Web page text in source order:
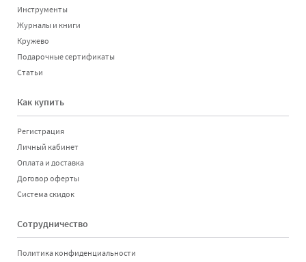
Инструменты
Журналы и книги
Кружево
Подарочные сертификаты
Статьи
Как купить
Регистрация
Личный кабинет
Оплата и доставка
Договор оферты
Система скидок
Сотрудничество
Политика конфиденциальности